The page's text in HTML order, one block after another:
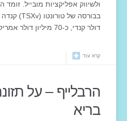
ולשיווק אפליקציות מובייל.
דולר קנדי, כ-70 מיליון דולר אמריקאי. מנכ"ל […]
קרא עוד
הרבלייף – על
בריא